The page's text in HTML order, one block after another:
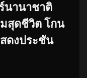
นานาชาติ
สุดชีวิต โกน
ดงประชัน